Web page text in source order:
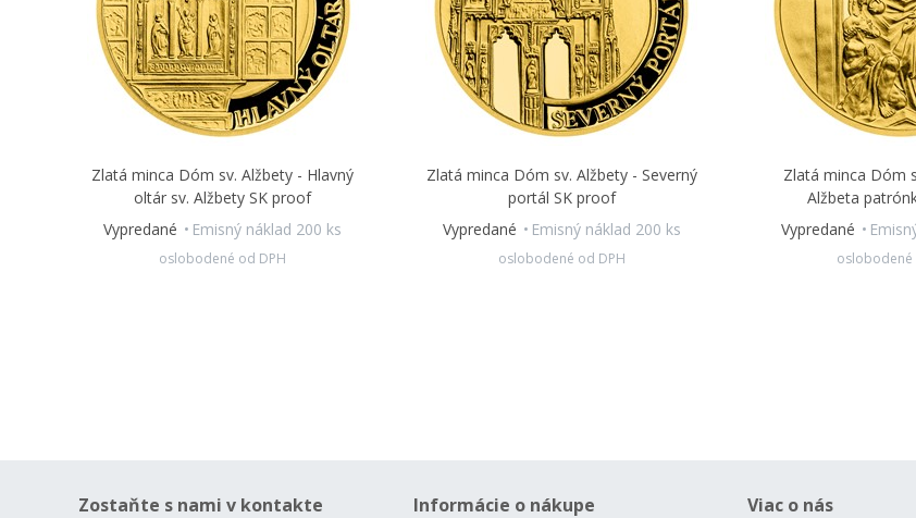
Zlatá minca Dóm sv. Alžbety - Hlavný
oltár sv. Alžbety SK proof
Vypredané
Emisný náklad 200 ks
oslobodené od DPH
Zlatá minca Dóm sv. Alžbety - Severný
portál SK proof
Vypredané
Emisný náklad 200 ks
oslobodené od DPH
Zlatá minca Dóm
Alžbeta
Vypredané
oslobodené
Zostaňte s nami v kontakte Informácie o nákupe Viac o nás